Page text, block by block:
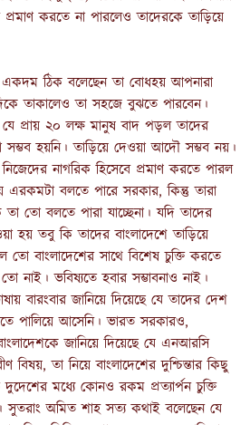
প্রমাণ করতে না পারলেও তাদেরকে তাড়িয়ে
ঠিক বলেছেন তা বোধহয় আপনারা
তাকালেও তা সহজে বুঝতে পারবেন।
প্রায় ২০ লক্ষ মানুষ বাদ পড়ল তাদের
হয়নি। তাড়িয়ে দেওয়া আদৌ সম্ভব নয়।
নিজেদের নাগরিক হিসেবে প্রমাণ করতে পারল
এরকমটা বলতে পারে সরকার,কিন্তু তারা
তো বলতে পারা যাচ্ছেনা। যদি তাদের
হয় তবু কি তাদের বাংলাদেশে তাড়িয়ে
তো বাংলাদেশের সাথে বিশেষ চুক্তি করতে
নাই। ভবিষ্যতে হবার সম্ভাবনাও নাই।
বারংবার জানিয়ে দিয়েছে যে তাদের দেশ
পালিয়ে আসেনি। ভারত সরকারও,
জানিয়ে দিয়েছে যে এনআরসি
বিষয়, তা নিয়ে বাংলাদেশের দুশ্চিন্তার কিছু
মধ্যে কোনও রকম প্রত্যার্পন চুক্তি
সুতরাং অমিত শাহ সত্য কথাই বলেছেন যে